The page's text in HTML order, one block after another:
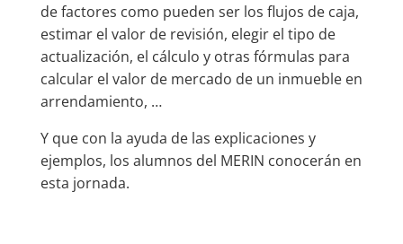
de factores como pueden ser los flujos de caja,
estimar el valor de revisión, elegir el tipo de
actualización, el cálculo y otras fórmulas para
calcular el valor de mercado de un inmueble en
arrendamiento, …
Y que con la ayuda de las explicaciones y
ejemplos, los alumnos del MERIN conocerán en
esta jornada.